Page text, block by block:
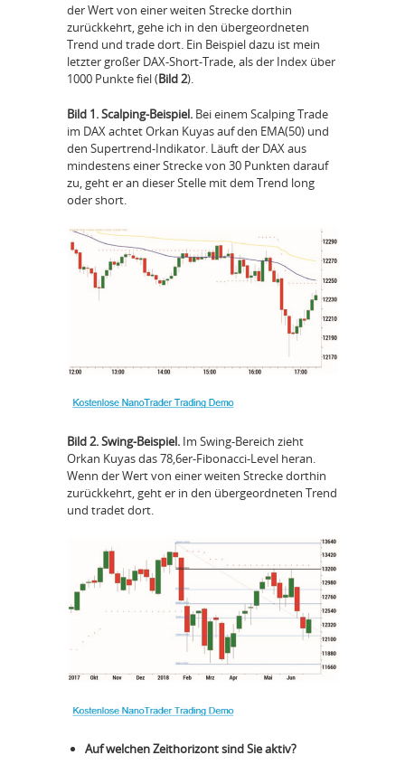
der Wert von einer weiten Strecke dorthin
zurückkehrt, gehe ich in den übergeordneten
Trend und trade dort. Ein Beispiel dazu ist mein
letzter großer DAX-Short-Trade, als der Index über
1000 Punkte fiel (Bild 2).
Bild 1. Scalping-Beispiel. Bei einem Scalping Trade
im DAX achtet Orkan Kuyas auf den EMA(50) und
den Supertrend-Indikator. Läuft der DAX aus
mindestens einer Strecke von 30 Punkten darauf
zu, geht er an dieser Stelle mit dem Trend long
oder short.
Bild 2. Swing-Beispiel. Im Swing-Bereich zieht
Orkan Kuyas das 78,6er-Fibonacci-Level heran.
Wenn der Wert von einer weiten Strecke dorthin
zurückkehrt, geht er in den übergeordneten Trend
und tradet dort.
Auf welchen Zeithorizont sind Sie aktiv?